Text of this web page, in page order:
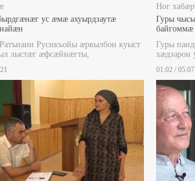
ус æмæ ахуырдзаутæ
Русикъойы æрвылбон куыст
лыстæг æфсæйнæгты,
Ног
Гуры
Гуры
хæдзарон
01:02 /